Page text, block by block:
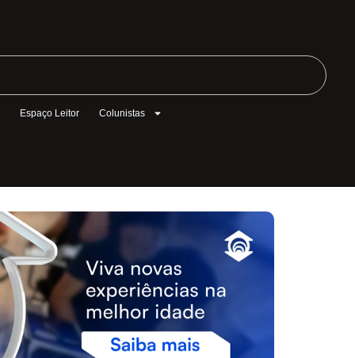
Espaço Leitor Colunistas